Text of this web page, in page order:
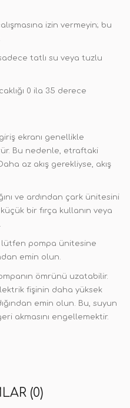
izin vermeyin; bu
tatlı su veya tuzlu
0 ila 35 derece
ekranı genellikle
Bu nedenle, etraftaki
az akış gerekliyse, akış
ve ardından çark ünitesini
bir fırça kullanın veya
lütfen pompa ünitesine
emin olun.
ömrünü uzatabilir.
fişinin daha yüksek
emin olun. Bu, suyun
akmasını engellemektir.
(0)